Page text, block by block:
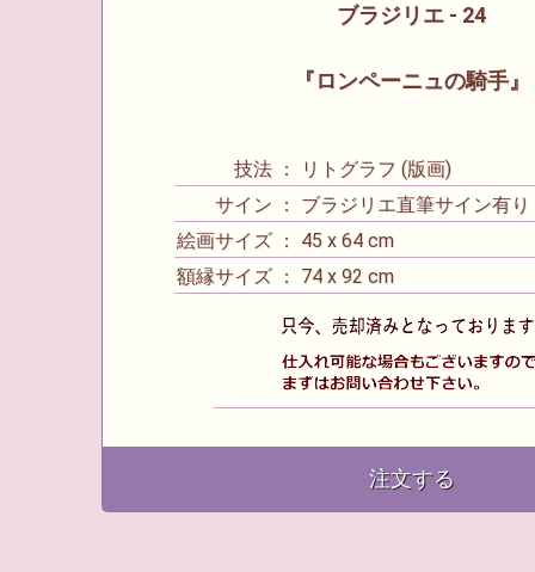
ブラジリエ - 24
『ロンペーニュの騎手』
技法 ： リトグラフ (版画)
サイン ： ブラジリエ直筆サイン有り
絵画サイズ ： 45 x 64 cm
額縁サイズ ： 74 x 92 cm
注文する